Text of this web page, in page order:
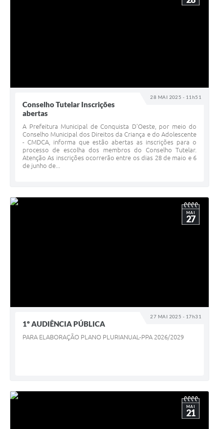
28 MAI 2025 - 11h51
Conselho Tutelar Inscrições
abertas
A Prefeitura Municipal de Conquista D'Oeste, por meio do
Conselho Municipal dos Direitos da Criança e do Adolescente
- CMDCA, informa que estão abertas as inscrições para o
processo de escolha dos membros do Conselho Tutelar.
Atenção As inscrições ocorrerão entre os dias 28 de maio e 6
de junho de...
27 MAI 2025 - 17h31
MAI
27
1º AUDIÊNCIA PÚBLICA
PARA ELABORAÇÃO PLANO PLURIANUAL-PPA 2026/2029
MAI
21